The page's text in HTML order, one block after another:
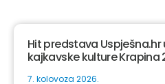
Hit predstava Uspješna.hr
kajkavske kulture Krapina
7. kolovoza 2026.